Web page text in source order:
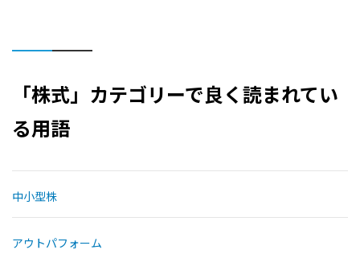
「株式」カテゴリーで良く読まれてい
る用語
中小型株
アウトパフォーム